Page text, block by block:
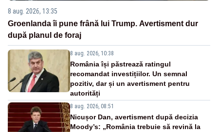
8 aug. 2026, 13:35
Groenlanda îi pune frână lui Trump. Avertisment dur
după planul de foraj
8 aug. 2026, 10:38
România își păstrează ratingul
recomandat investițiilor. Un semnal
pozitiv, dar și un avertisment pentru
autorități
8 aug. 2026, 08:51
Nicușor Dan, avertisment după decizia
Moody’s: „România trebuie să revină la